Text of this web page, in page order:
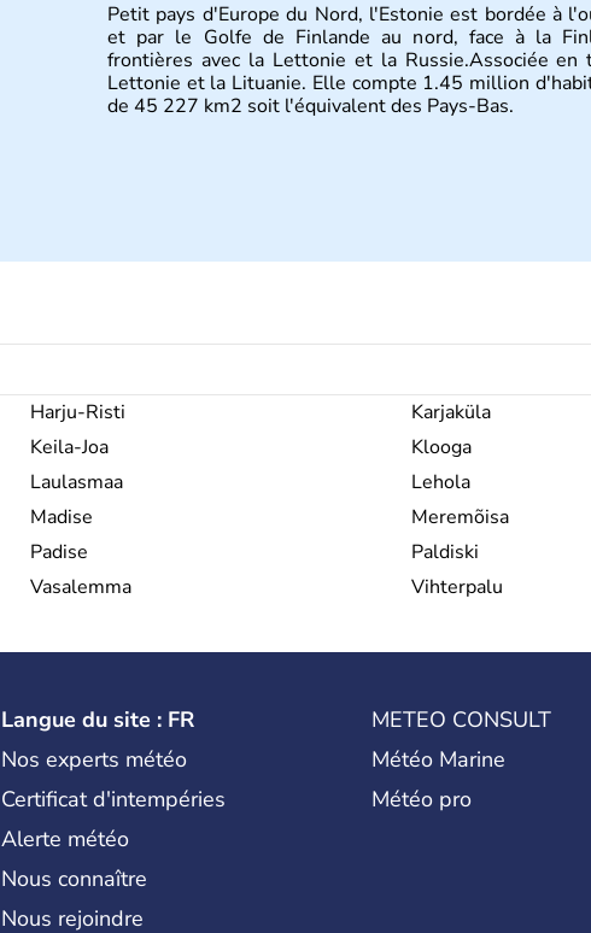
Petit pays d'Europe du Nord, l'Estonie est bordée à
et par le Golfe de Finlande au nord, face à la
frontières avec la Lettonie et la Russie.Associée
Lettonie et la Lituanie. Elle compte 1.45 million
de 45 227 km2 soit l'équivalent des Pays-Bas.
Harju-Risti
Karjaküla
Keila-Joa
Klooga
Laulasmaa
Lehola
Madise
Meremõisa
Padise
Paldiski
Vasalemma
Vihterpalu
Langue du site : FR
Nos experts météo
Certificat d'intempéries
Alerte météo
Nous connaître
Nous rejoindre
METEO CONSULT
Météo Marine
Météo pro